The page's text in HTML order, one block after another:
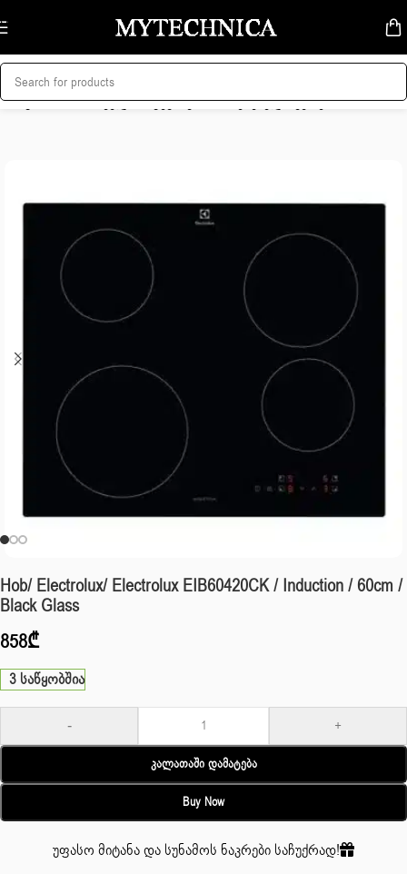
Skip to navigation
Skip to main content
მთავარი/სამზარეულოს ტექნიკა/ჩასაშენებელი ქურები
Hob/ Electrolux/ Electrolux EIB60420CK / Induction / 60cm /
Black Glass
858₾
3 საწყობშია
- +
Კალათაში Დამატება
Buy Now
უფასო მიტანა და სუნამოს ნაკრები საჩუქრად!